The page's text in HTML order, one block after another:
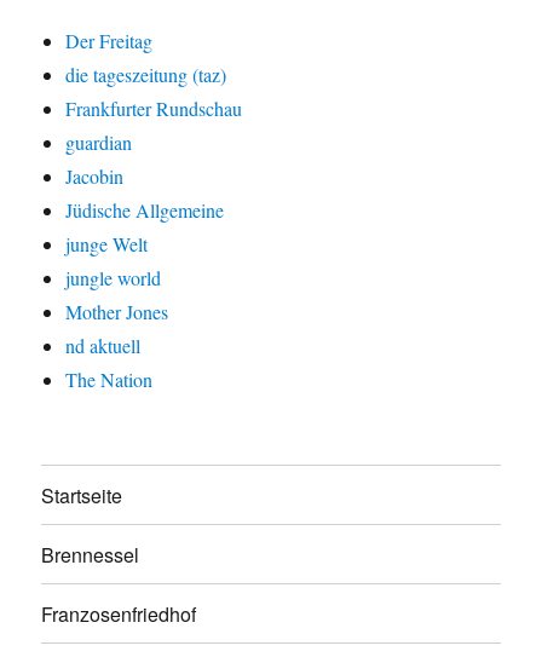
Der Freitag
die tageszeitung (taz)
Frankfurter Rundschau
guardian
Jacobin
Jüdische Allgemeine
junge Welt
jungle world
Mother Jones
nd aktuell
The Nation
Startseite
Brennessel
Franzosenfriedhof